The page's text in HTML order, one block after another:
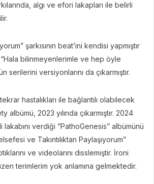
algı ve efori lakapları ile belirli
şarkısının beat’ini kendisi yapmıştır
bilinmeyenlerimle ve hep öyle
serilerini versiyonlarını da çıkarmıştır.
hastalıkları ile bağlantılı olabilecek
albümü, 2023 yılında çıkarmıştır. 2024
lakabını verdiği “PathoGenesis” albümünü
ve Takıntılıktan Paylaşıyorum”
ve videolarını disslemiştir. İroni
terimlerim yok anlamına gelmektedir.